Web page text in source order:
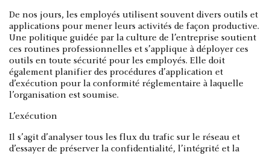
De nos jours, les employés utilisent souvent divers outils et
applications pour mener leurs activités de façon productive.
Une politique guidée par la culture de l’entreprise soutient
ces routines professionnelles et s’applique à déployer ces
outils en toute sécurité pour les employés. Elle doit
également planifier des procédures d’application et
d’exécution pour la conformité réglementaire à laquelle
l’organisation est soumise.
L’exécution
Il s’agit d’analyser tous les flux du trafic sur le réseau et
d’essayer de préserver la confidentialité, l’intégrité et la